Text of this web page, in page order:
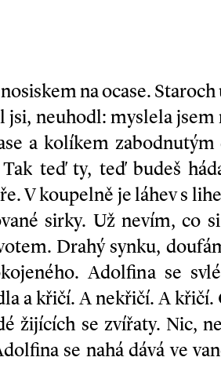
na ocase.
neuhodl: myslela jsem
a kolíkem
teď ty, teď budeš
V koupelně je láhev s
sirky. Už nevím, co
Drahý synku,
Adolfina se
a křičí. A nekřičí. A
žijících se zvířaty. Nic,
se nahá dává ve